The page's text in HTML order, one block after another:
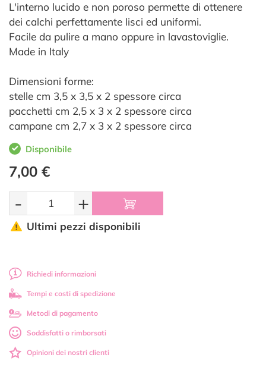
L'interno lucido e non poroso permette di ottenere
dei calchi perfettamente lisci ed uniformi.
Facile da pulire a mano oppure in lavastoviglie.
Made in Italy
Dimensioni forme:
stelle cm 3,5 x 3,5 x 2 spessore circa
pacchetti cm 2,5 x 3 x 2 spessore circa
campane cm 2,7 x 3 x 2 spessore circa
Disponibile
7,00 €
- +
Ultimi pezzi disponibili
Richiedi informazioni
Tempi e costi di spedizione
Metodi di pagamento
Soddisfatti o rimborsati
Opinioni dei nostri clienti